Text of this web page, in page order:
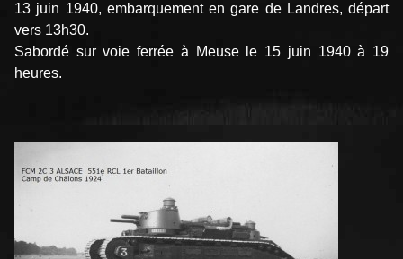
13 juin 1940, embarquement en gare de Landres, départ
vers 13h30.
Sabordé sur voie ferrée à Meuse le 15 juin 1940 à 19
heures.